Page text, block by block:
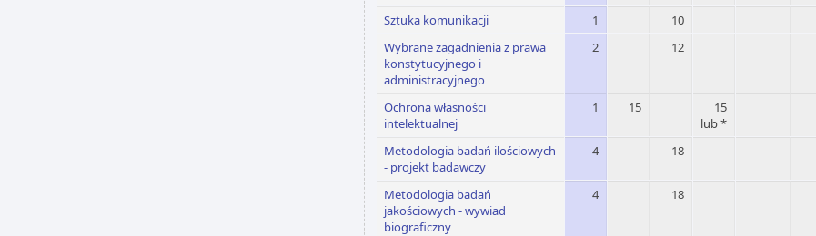
Sztuka komunikacji 1 10
Wybrane zagadnienia z prawa
konstytucyjnego i
administracyjnego
2 12
Ochrona własności
intelektualnej
1 15
15
lub *
Metodologia badań ilościowych
- projekt badawczy
4 18
Metodologia badań
jakościowych - wywiad
biograficzny
4 18